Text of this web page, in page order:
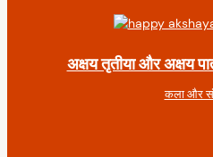
अक्षय तृतीया और अक्षय
कला और